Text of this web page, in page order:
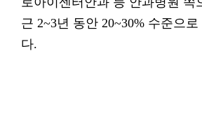
근 2~3년 동안 20~30% 수준으로
다.